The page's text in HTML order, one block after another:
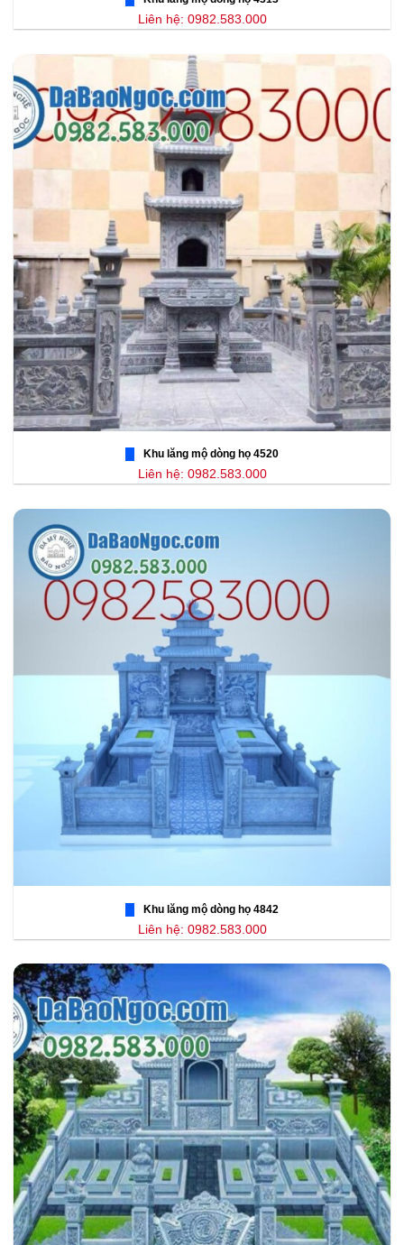
Liên hệ: 0982.583.000
Khu lăng mộ dòng họ 4520
Liên hệ: 0982.583.000
Khu lăng mộ dòng họ 4842
Liên hệ: 0982.583.000